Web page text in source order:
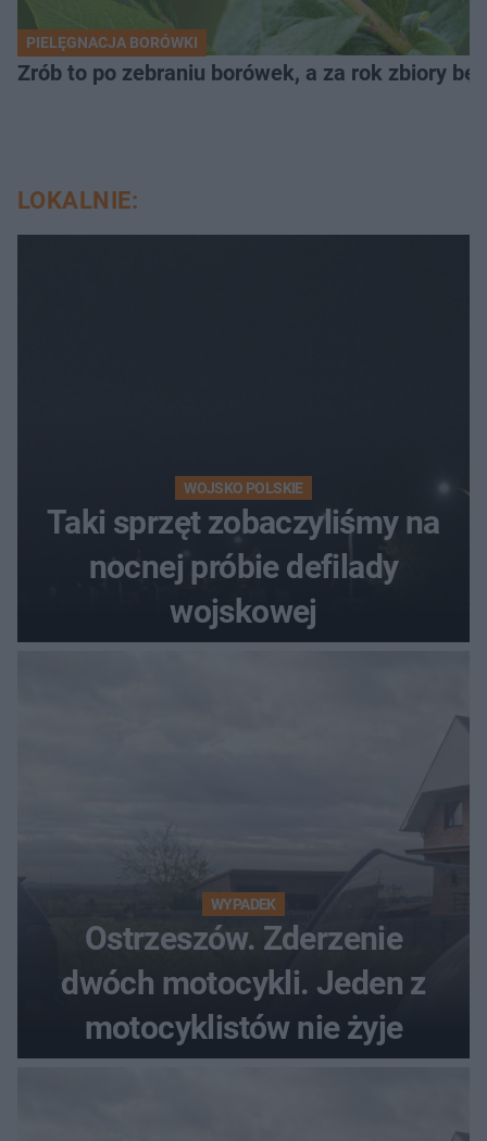
PIELĘGNACJA BORÓWKI
Zrób to po zebraniu borówek, a za rok zbiory
LOKALNIE:
WOJSKO POLSKIE
Taki sprzęt zobaczyliśmy na
nocnej próbie defilady
wojskowej
WYPADEK
Ostrzeszów. Zderzenie
dwóch motocykli. Jeden z
motocyklistów nie żyje